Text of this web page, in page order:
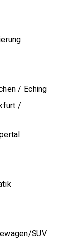
/ Eching
/
SUV